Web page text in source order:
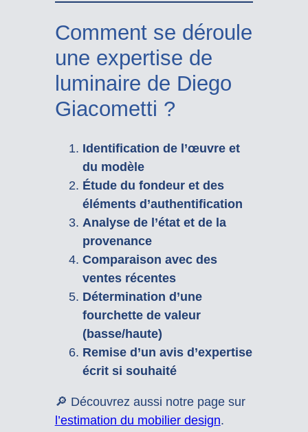
Comment se déroule
une expertise de
luminaire de Diego
Giacometti ?
Identification de l’œuvre et
du modèle
Étude du fondeur et des
éléments d’authentification
Analyse de l’état et de la
provenance
Comparaison avec des
ventes récentes
Détermination d’une
fourchette de valeur
(basse/haute)
Remise d’un avis d’expertise
écrit si souhaité
🔎 Découvrez aussi notre page sur
l’estimation du mobilier design.